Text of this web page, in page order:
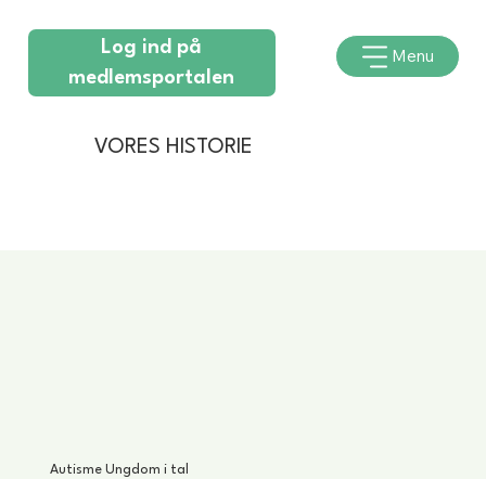
Log ind på
medlemsportalen
Menu
VORES HISTORIE
Autisme Ungdom i tal